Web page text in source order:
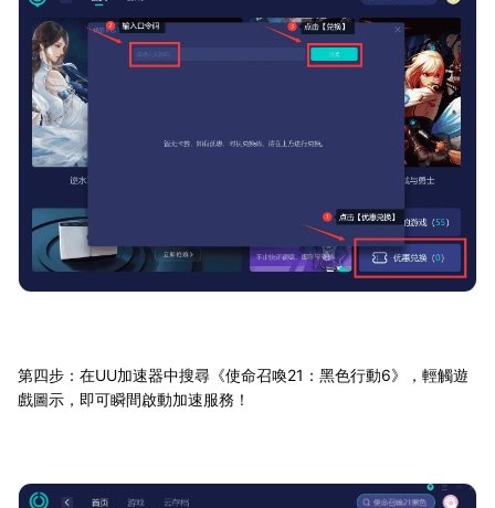
第四步：在UU加速器中搜尋《使命召喚21：黑色行動6》，輕觸遊
戲圖示，即可瞬間啟動加速服務！